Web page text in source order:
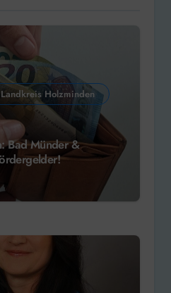
Landkreis Holzminden
Bad Münder &